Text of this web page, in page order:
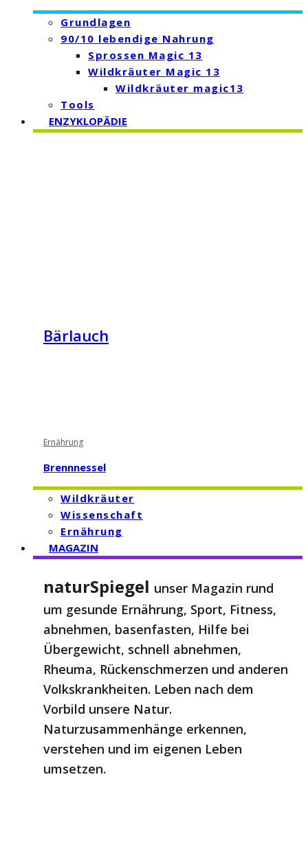
Grundlagen
90/10 lebendige Nahrung
Sprossen Magic 13
Wildkräuter Magic 13
Wildkräuter magic13
Tools
ENZYKLOPÄDIE
Bärlauch
Ernährung
Brennnessel
Wildkräuter
Wissenschaft
Ernährung
MAGAZIN
naturSpiegel unser Magazin rund
um gesunde Ernährung, Sport, Fitness,
abnehmen, basenfasten, Hilfe bei
Übergewicht, schnell abnehmen,
Rheuma, Rückenschmerzen und anderen
Volkskrankheiten. Leben nach dem
Vorbild unsere Natur.
Naturzusammenhänge erkennen,
verstehen und im eigenen Leben
umsetzen.